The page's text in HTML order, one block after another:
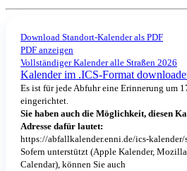
Download Standort-Kalender als PDF
PDF anzeigen
Vollständiger Kalender alle Straßen 2026
Kalender im .ICS-Format
Es ist für jede Abfuhr eine Erinnerung um
eingerichtet.
Sie haben auch die Möglichkeit, diesen
Adresse dafür lautet:
https://abfallkalender.enni.de/ics-kalender/
Sofern unterstützt (Apple Kalender,
Calendar), können Sie auch